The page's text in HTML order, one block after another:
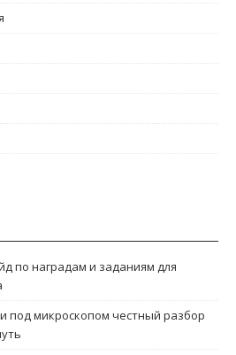
по наградам и заданиям для
под микроскопом честный разбор